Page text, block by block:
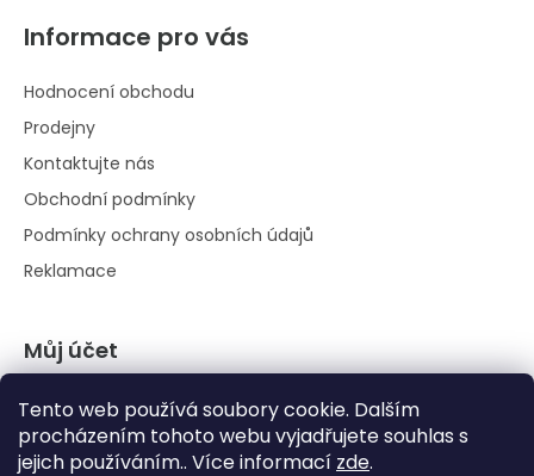
Tento web používá soubory cookie. Dalším
procházením tohoto webu vyjadřujete souhlas s
jejich používáním.. Více informací zde.
Informace pro vás
Hodnocení obchodu
Prodejny
Kontaktujte nás
Obchodní podmínky
Podmínky ochrany osobních údajů
Reklamace
Můj účet
Registrace
Historie objednávek